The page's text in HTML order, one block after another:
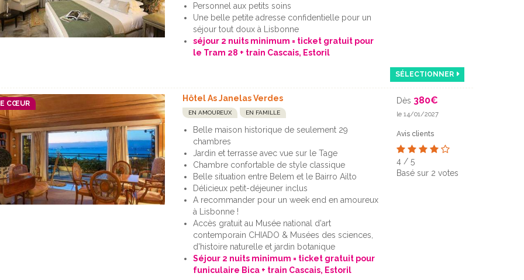
Personnel aux petits soins
Une belle petite adresse confidentielle pour un
séjour tout doux à Lisbonne
séjour 2 nuits minimum = ticket gratuit pour
le Tram 28 + train Cascais, Estoril
SÉLECTIONNER
CŒUR
Hôtel As Janelas Verdes
EN AMOUREUX EN FAMILLE
Belle maison historique de seulement 29
chambres
Jardin et terrasse avec vue sur le Tage
Chambre confortable de style classique
Belle situation entre Belem et le Bairro Ailto
Délicieux petit-déjeuner inclus
A recommander pour un week end en amoureux
à Lisbonne !
Accès gratuit au Musée national d'art
contemporain CHIADO & Musées des sciences,
d'histoire naturelle et jardin botanique
Séjour 2 nuits minimum = ticket gratuit pour
funiculaire Bica + train Cascais, Estoril
Dès 380€
le 14/01/2027
Avis clients
4/ 5
Basé sur 2 votes